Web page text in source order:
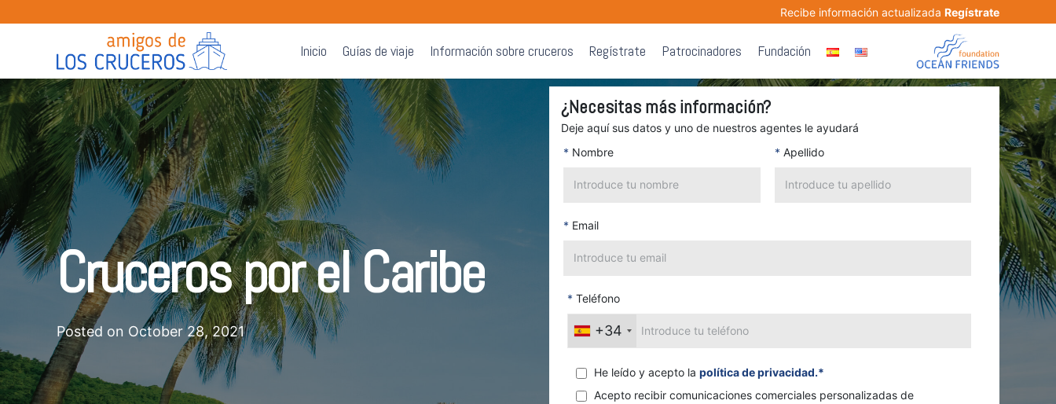
Recibe información actualizada Regístrate
Inicio Guías de viaje Información sobre cruceros Regístrate Patrocinadores Fundación
Cruceros por el Caribe
Posted on October 28, 2021
¿Necesitas más información?
Deje aquí sus datos y uno de nuestros agentes le ayudará
* Nombre * Apellido
* Email
* Teléfono
+34
He leído y acepto la política de privacidad.*
Acepto recibir comunicaciones comerciales personalizadas de